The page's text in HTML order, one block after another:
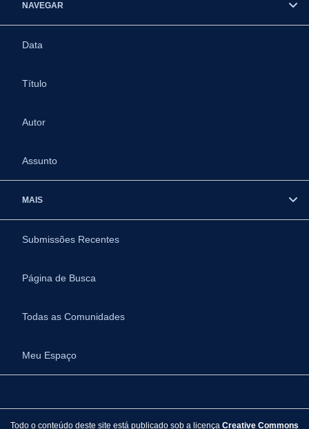
NAVEGAR
Data
Título
Autor
Assunto
MAIS
Submissões Recentes
Página de Busca
Todas as Comunidades
Meu Espaço
Todo o conteúdo deste site está publicado sob a licença Creative Commons